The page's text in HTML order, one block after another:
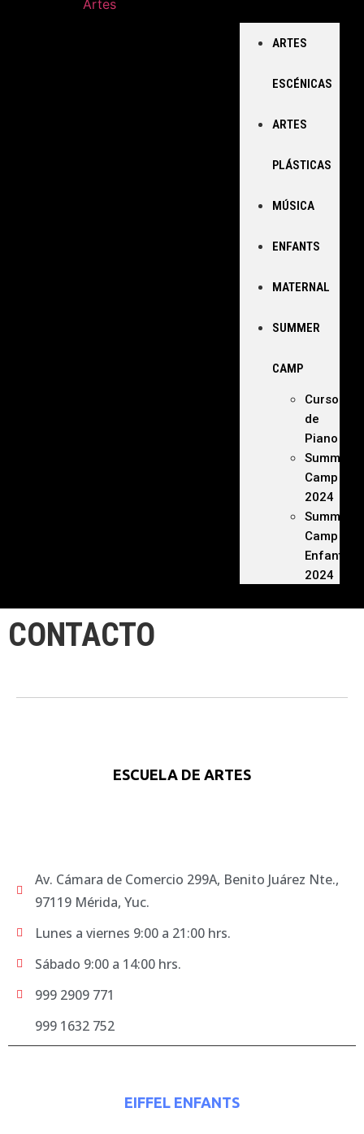
ARTES
ESCÉNICAS
ARTES
PLÁSTICAS
MÚSICA
ENFANTS
MATERNAL
SUMMER
CAMP
Curso
de
Piano
Summer
Camp
2024
Summer
Camp
Enfants
2024
CONTACTO
ESCUELA DE ARTES
Av. Cámara de Comercio 299A, Benito Juárez Nte.,
97119 Mérida, Yuc.
Lunes a viernes 9:00 a 21:00 hrs.
Sábado 9:00 a 14:00 hrs.
999 2909 771
999 1632 752
EIFFEL ENFANTS